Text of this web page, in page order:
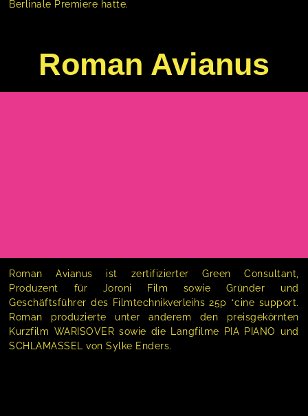
Berlinale Premiere hatte.
Roman Avianus
Roman Avianus ist zertifizierter Green Consultant,
Produzent für Joroni Film sowie Gründer und
Geschäftsführer des Filmtechnikverleihs 25p *cine support.
Roman produzierte unter anderem den preisgekörnten
Kurzfilm WARISOVER sowie die Langfilme PIA PIANO und
SCHLAMASSEL von Sylke Enders.